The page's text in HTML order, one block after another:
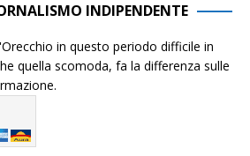
INDIPENDENTE
in questo periodo difficile in
quella scomoda, fa la differenza sulle